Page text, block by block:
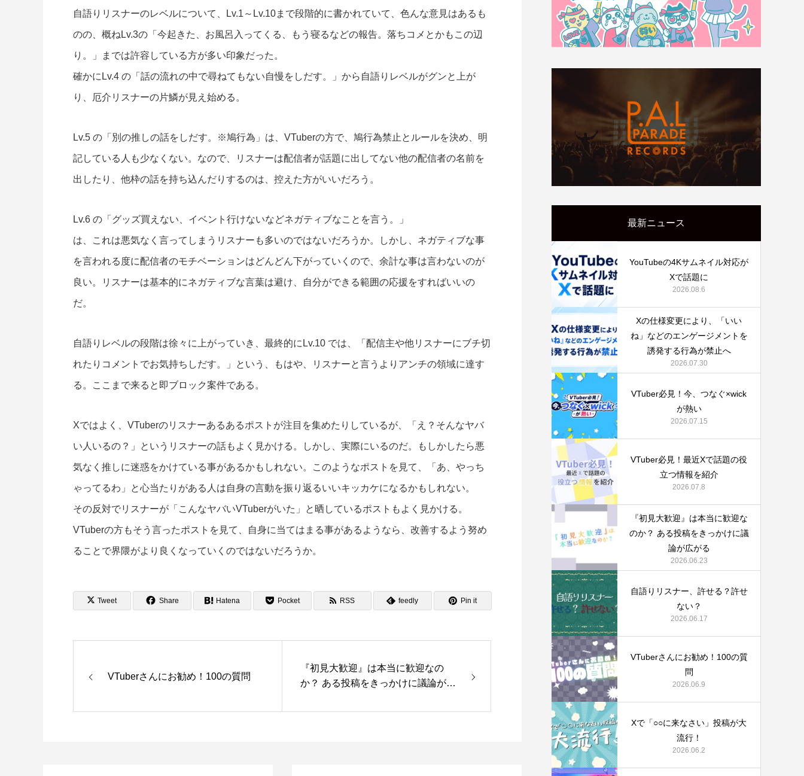
自語りリスナーのレベルについて、Lv.1～Lv.10まで段階的に書かれていて、色んな意見はあるも
のの、概ねLv.3の「今起きた、お風呂入ってくる、もう寝るなどの報告。落ちコメとかもこの辺
り。」までは許容している方が多い印象だった。
確かにLv.4 の「話の流れの中で尋ねてもない自慢をしだす。」から自語りレベルがグンと上が
り、厄介リスナーの片鱗が見え始める。
Lv.5 の「別の推しの話をしだす。※鳩行為」は、VTuberの方で、鳩行為禁止とルールを決め、明
記している人も少なくない。なので、リスナーは配信者が話題に出してない他の配信者の名前を
出したり、他枠の話を持ち込んだりするのは、控えた方がいいだろう。
Lv.6 の「グッズ買えない、イベント行けないなどネガティブなことを言う。」
は、これは悪気なく言ってしまうリスナーも多いのではないだろうか。しかし、ネガティブな事
を言われる度に配信者のモチベーションはどんどん下がっていくので、余計な事は言わないのが
良い。リスナーは基本的にネガティブな言葉は避け、自分ができる範囲の応援をすればいいの
だ。
自語りレベルの段階は徐々に上がっていき、最終的にLv.10 では、「配信主や他リスナーにブチ切
れたりコメントでお気持ちしだす。」という、もはや、リスナーと言うよりアンチの領域に達す
る。ここまで来ると即ブロック案件である。
Xではよく、VTuberのリスナーあるあるポストが注目を集めたりしているが、「え？そんなヤバ
い人いるの？」というリスナーの話もよく見かける。しかし、実際にいるのだ。もしかしたら悪
気なく推しに迷惑をかけている事があるかもしれない。このようなポストを見て、「あ、やっち
ゃってるわ」と心当たりがある人は自身の言動を振り返るいいキッカケになるかもしれない。
その反対でリスナーが「こんなヤバいVTuberがいた」と晒しているポストもよく見かける。
VTuberの方もそう言ったポストを見て、自身に当てはまる事があるようなら、改善するよう努め
ることで界隈がより良くなっていくのではないだろうか。
Tweet Share Hatena Pocket RSS feedly Pin it
VTuberさんにお勧め！100の質問
『初見大歓迎』は本当に歓迎なの
か？ ある投稿をきっかけに議論が広
最新ニュース
YouTubeの4Kサムネイル対応が
Xで話題に
2026.08.6
Xの仕様変更により、「いい
ね」などのエンゲージメントを
誘発する行為が禁止へ
2026.07.30
VTuber必見！今、つなぐ‪×‬wick
が熱い
2026.07.15
VTuber必見！最近Xで話題の役
立つ情報を紹介
2026.07.8
『初見大歓迎』は本当に歓迎な
のか？ ある投稿をきっかけに議
論が広がる
2026.06.23
自語りリスナー、許せる？許せ
ない？
2026.06.17
VTuberさんにお勧め！100の質
問
2026.06.9
Xで「○○に来なさい」投稿が大
流行！
2026.06.2